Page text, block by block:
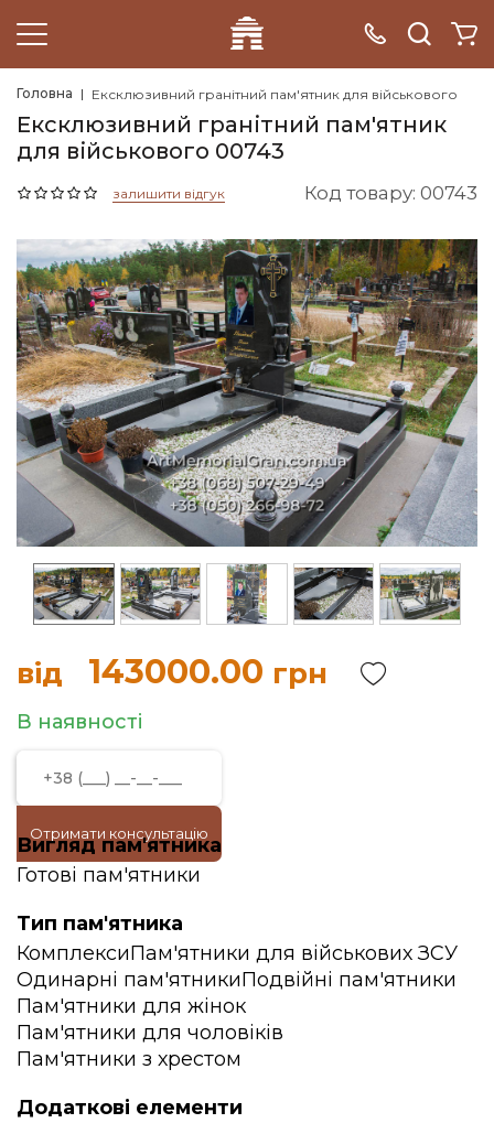
Головна Ексклюзивний гранітний пам'ятник для військового
Ексклюзивний гранітний пам'ятник
для військового 00743
залишити відгук Код товару: 00743
від 143000.00 грн
В наявності
Отримати консультацію
Вигляд пам'ятника
Готові пам'ятники
Тип пам'ятника
КомплексиПам'ятники для військових ЗСУ
Одинарні пам'ятникиПодвійні пам'ятники
Пам'ятники для жінок
Пам'ятники для чоловіків
Пам'ятники з хрестом
Додаткові елементи